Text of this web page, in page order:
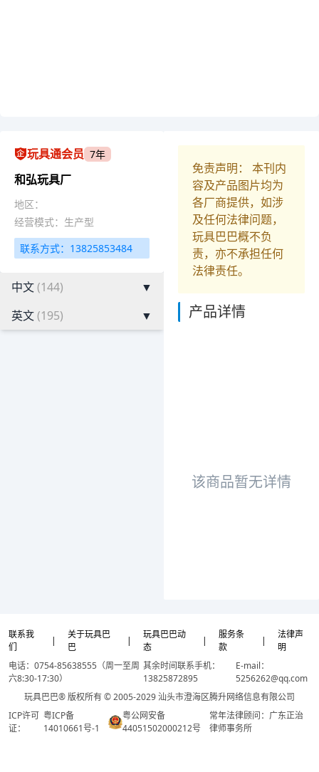
玩具通会员 7年
和弘玩具厂
地区：
经营模式：生产型
联系方式：13825853484
中文(144)
▼
英文(195) ▼
免责声明： 本刊内
容及产品图片均为
各厂商提供，如涉
及任何法律问题，
玩具巴巴概不负
责，亦不承担任何
法律责任。
产品详情
该商品暂无详情
联系我
们
|
关于玩具巴
巴
|
玩具巴巴动
态
|
服务条
款
|
法律声
明
电话：0754-85638555（周一至周
六8:30-17:30）
其余时间联系手机：
13825872895
E-mail：
5256262@qq.com
玩具巴巴® 版权所有 © 2005-2029 汕头市澄海区腾升网络信息有限公司
ICP许可
证：
粤ICP备
14010661号-1
粤公网安备
44051502000212号
常年法律顾问：广东正治
律师事务所